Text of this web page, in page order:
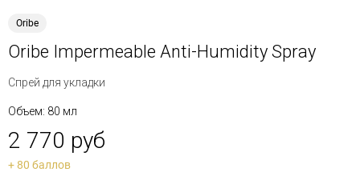
Oribe
Oribe Impermeable Anti-Humidity Spray
Спрей для укладки
Объем: 80 мл
2 770 руб
+ 80 баллов